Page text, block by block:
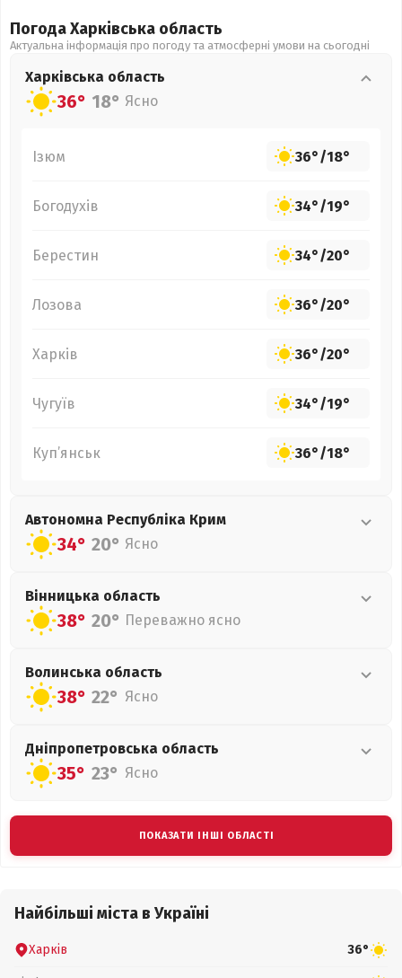
Погода Харківська область
Актуальна інформація про погоду та атмосферні умови на сьогодні
Харківська область
36° 18° Ясно
Ізюм 36°/18°
Богодухів 34°/19°
Берестин 34°/20°
Лозова 36°/20°
Харків 36°/20°
Чугуїв 34°/19°
Куп’янськ 36°/18°
Автономна Республіка Крим
34° 20° Ясно
Вінницька область
38° 20° Переважно ясно
Волинська область
38° 22° Ясно
Дніпропетровська область
35° 23° Ясно
ПОКАЗАТИ ІНШІ ОБЛАСТІ
Найбільші міста в Україні
Харків 36°